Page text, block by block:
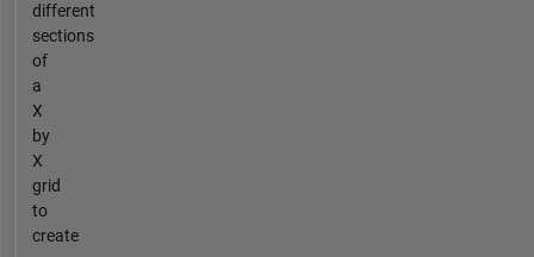
different
sections
of
a
X
by
X
grid
to
create